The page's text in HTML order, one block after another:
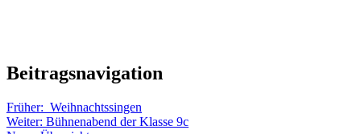
Beitragsnavigation
Früher: Weihnachtssingen
Weiter: Bühnenabend der Klasse 9c